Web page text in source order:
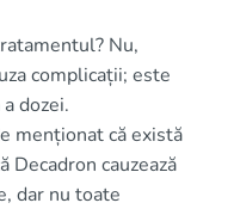
Nu,
complicații; este
dozei.
menționat că există
Decadron cauzează
dar nu toate